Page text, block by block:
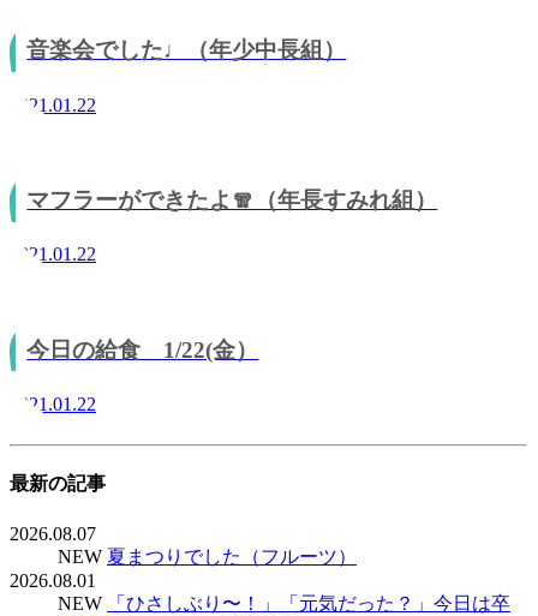
音楽会でした♩（年少中長組）
2021.01.22
マフラーができたよ🧣（年長すみれ組）
2021.01.22
今日の給食 1/22(金）
2021.01.22
最新の記事
2026.08.07
NEW 夏まつりでした（フルーツ）
2026.08.01
NEW
「ひさしぶり〜！」「元気だった？」今日は卒